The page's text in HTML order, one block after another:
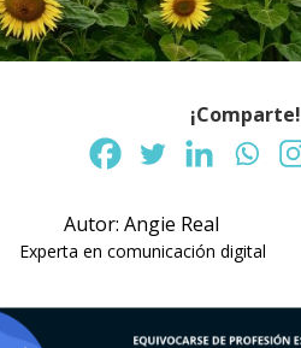
¡Comparte!
Autor: Angie Real
Experta en comunicación digital